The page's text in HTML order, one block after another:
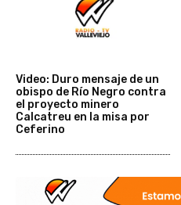
Video: Duro mensaje de un
obispo de Río Negro contra
el proyecto minero
Calcatreu en la misa por
Ceferino